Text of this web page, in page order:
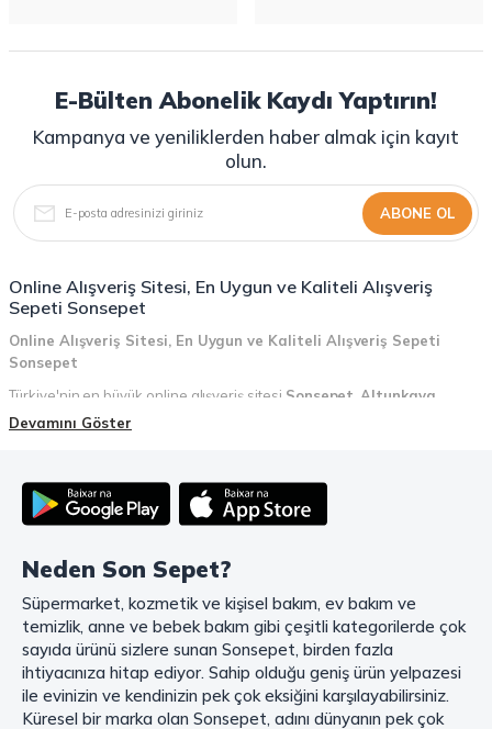
E-Bülten Abonelik Kaydı Yaptırın!
Kampanya ve yeniliklerden haber almak için kayıt
olun.
ABONE OL
Online Alışveriş Sitesi, En Uygun ve Kaliteli Alışveriş
Sepeti Sonsepet
Online Alışveriş Sitesi, En Uygun ve Kaliteli Alışveriş Sepeti
Sonsepet
Türkiye'nin en büyük online alışveriş sitesi Sonsepet Altunkaya
Holdinggüvencesiyle hizmet vermektedir! Sonsepet, online alışveriş
teslimat ve güvenli ödeme seçenekleriyle, alışveriş yaparken
zamanınızı ve paranızı en verimli şekilde kullanırsınız.
Mahmood Coffee ile Kahve Keyfinizi Sonsepet'te Yaşayın!
Mahmood Coffee markasının eşsiz lezzetleriyle tanışın ve kahve
keyfinizi doruklara çıkarın. Filtre ve çekirdek kahve, kapsül kahve,
granül kahve, gold kahve, klasik kahve ve Türk kahvesi gibi birbirinden
lezzetli seçenekler arasından favorinizi seçin. Eğer pratik ve hızlı bir
kahve arıyorsanız, hazır Türk kahvesi ve cappuccino gibi seçenekler de
sizleri bekliyor. Sıcak çikolata ve kahve kreması ile kahve keyfinize
Devamını Göster
Neden Son Sepet?
Süpermarket, kozmetik ve kişisel bakım, ev bakım ve
temizlik, anne ve bebek bakım gibi çeşitli kategorilerde çok
sayıda ürünü sizlere sunan Sonsepet, birden fazla
ihtiyacınıza hitap ediyor. Sahip olduğu geniş ürün yelpazesi
ile evinizin ve kendinizin pek çok eksiğini karşılayabilirsiniz.
Küresel bir marka olan Sonsepet, adını dünyanın pek çok